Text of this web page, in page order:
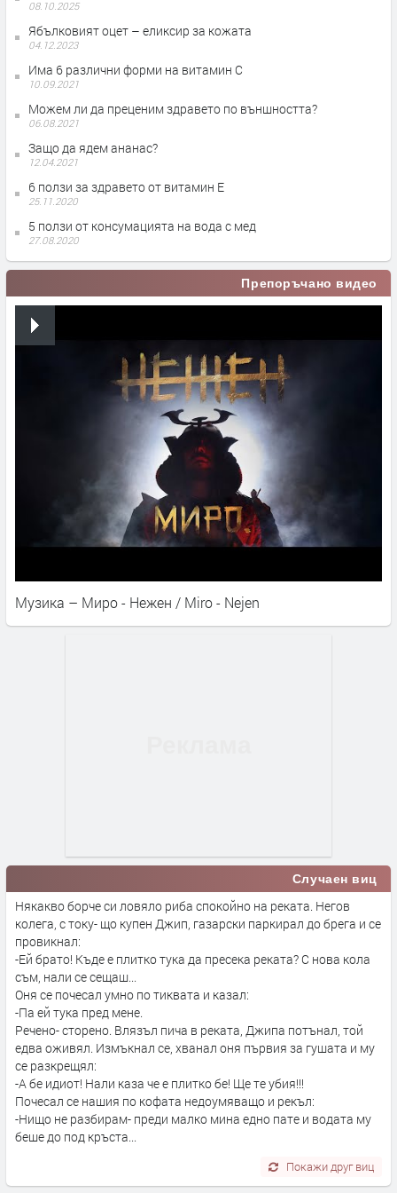
08.10.2025
Ябълковият оцет – еликсир за кожата
04.12.2023
Има 6 различни форми на витамин С
10.09.2021
Можем ли да преценим здравето по външността?
06.08.2021
Защо да ядем ананас?
12.04.2021
6 ползи за здравето от витамин Е
25.11.2020
5 ползи от консумацията на вода с мед
27.08.2020
Препоръчано видео
Музика – Миро - Нежен / Miro - Nejen
Случаен виц
Някакво борче си ловяло риба спокойно на реката. Негов
колега, с току- що купен Джип, газарски паркирал до брега и се
провикнал:
-Ей брато! Къде е плитко тука да пресека реката? С нова кола
съм, нали се сещаш...
Оня се почесал умно по тиквата и казал:
-Па ей тука пред мене.
Речено- сторено. Влязъл пича в реката, Джипа потънал, той
едва оживял. Измъкнал се, хванал оня първия за гушата и му
се разкрещял:
-А бе идиот! Нали каза че е плитко бе! Ще те убия!!!
Почесал се нашия по кофата недоумяващо и рекъл:
-Нищо не разбирам- преди малко мина едно пате и водата му
беше до под кръста...
Покажи друг виц